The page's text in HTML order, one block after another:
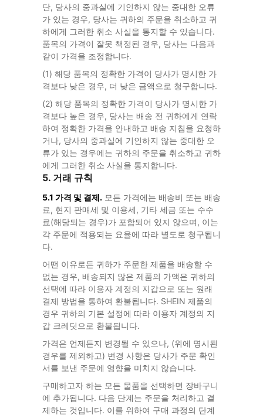
단, 당사의 중과실에 기인하지 않는 중대한 오류
가 있는 경우, 당사는 귀하의 주문을 취소하고 귀
하에게 그러한 취소 사실을 통지할 수 있습니다.
품목의 가격이 잘못 책정된 경우, 당사는 다음과
같이 가격을 조정합니다.
(1) 해당 품목의 정확한 가격이 당사가 명시한 가
격보다 낮은 경우, 더 낮은 금액으로 청구합니다.
(2) 해당 품목의 정확한 가격이 당사가 명시한 가
격보다 높은 경우, 당사는 배송 전 귀하에게 연락
하여 정확한 가격을 안내하고 배송 지침을 요청하
거나, 당사의 중과실에 기인하지 않는 중대한 오
류가 있는 경우에는 귀하의 주문을 취소하고 귀하
에게 그러한 취소 사실을 통지합니다.
5. 거래 규칙
5.1 가격 및 결제.모든 가격에는 배송비 또는 배송
료, 현지 판매세 및 이용세, 기타 세금 또는 수수
료(해당되는 경우)가 포함되어 있지 않으며, 이는
각 주문에 적용되는 요율에 따라 별도로 청구됩니
다.
어떤 이유로든 귀하가 주문한 제품을 배송할 수
없는 경우, 배송되지 않은 제품의 가액은 귀하의
선택에 따라 이용자 계정의 지갑으로 또는 원래
결제 방법을 통하여 환불됩니다. SHEIN 제품의
경우 귀하의 기본 설정에 따라 이용자 계정의 지
갑 크레딧으로 환불됩니다.
가격은 언제든지 변경될 수 있으나, (위에 명시된
경우를 제외하고) 변경 사항은 당사가 주문 확인
서를 보낸 주문에 영향을 미치지 않습니다.
구매하고자 하는 모든 물품을 선택하면 장바구니
에 추가됩니다. 다음 단계는 주문을 처리하고 결
제하는 것입니다. 이를 위하여 구매 과정의 단계